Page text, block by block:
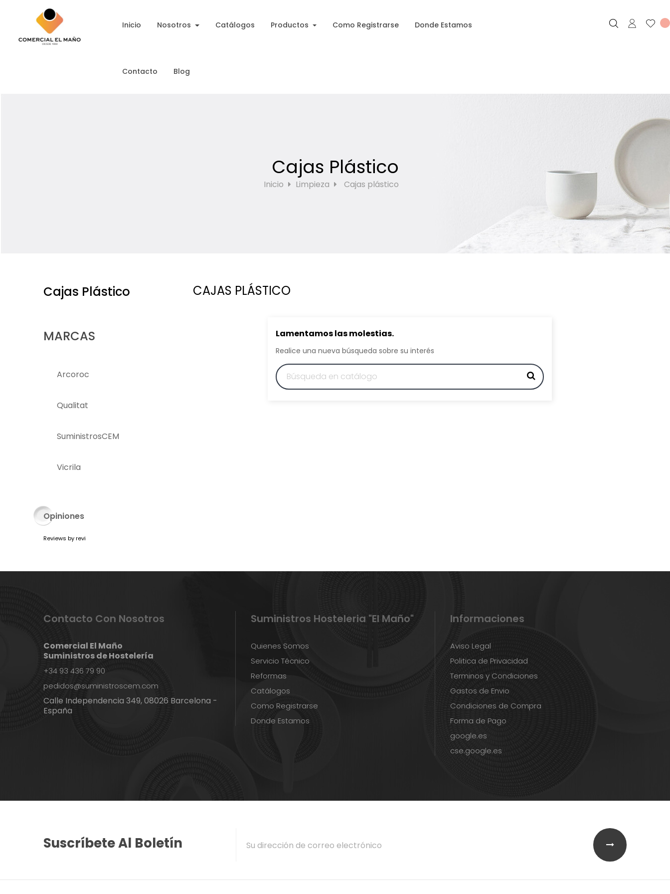
Inicio Nosotros Catálogos Productos Como Registrarse Donde Estamos
Contacto Blog
Cajas Plástico
Inicio Limpieza Cajas plástico
Cajas Plástico
MARCAS
Arcoroc
Qualitat
SuministrosCEM
Vicrila
Opiniones
Reviews byrevi
CAJAS PLÁSTICO
Lamentamos las molestias.
Realice una nueva búsqueda sobre su interés
Contacto Con Nosotros
Comercial El Maño
Suministros de Hostelería
+34 93 436 79 90
pedidos@suministroscem.com
Calle Independencia 349, 08026 Barcelona -
España
Suministros Hosteleria "El Maño"
Quienes Somos
Servicio Técnico
Reformas
Catálogos
Como Registrarse
Donde Estamos
Informaciones
Aviso Legal
Politica de Privacidad
Terminos y Condiciones
Gastos de Envio
Condiciones de Compra
Forma de Pago
google.es
cse.google.es
Suscríbete Al Boletín